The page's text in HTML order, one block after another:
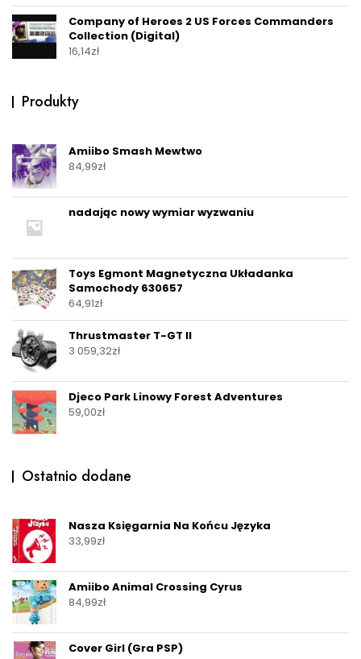
Company of Heroes 2 US Forces Commanders
Collection (Digital)
16,14zł
Produkty
Amiibo Smash Mewtwo
84,99zł
nadając nowy wymiar wyzwaniu
Toys Egmont Magnetyczna Układanka
Samochody 630657
64,91zł
Thrustmaster T-GT II
3 059,32zł
Djeco Park Linowy Forest Adventures
59,00zł
Ostatnio dodane
Nasza Księgarnia Na Końcu Języka
33,99zł
Amiibo Animal Crossing Cyrus
84,99zł
Cover Girl (Gra PSP)